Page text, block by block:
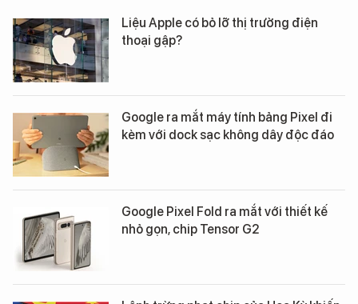
Liệu Apple có bỏ lỡ thị trường điện
thoại gập?
Google ra mắt máy tính bảng Pixel đi
kèm với dock sạc không dây độc đáo
Google Pixel Fold ra mắt với thiết kế
nhỏ gọn, chip Tensor G2